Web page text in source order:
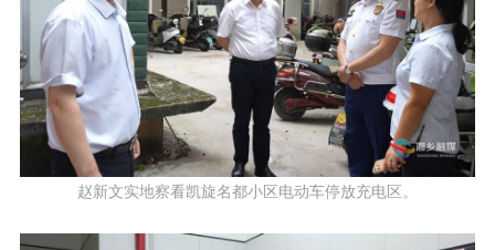
赵新文实地察看凯旋名都小区电动车停放充电区。